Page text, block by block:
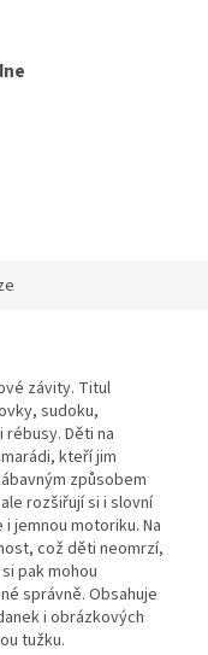
závity. Titul
sudoku,
Děti na
kteří jim
způsobem
rozšiřují si i slovní
jemnou motoriku. Na
což děti neomrzí,
pak mohou
správně. Obsahuje
i obrázkových
tužku.